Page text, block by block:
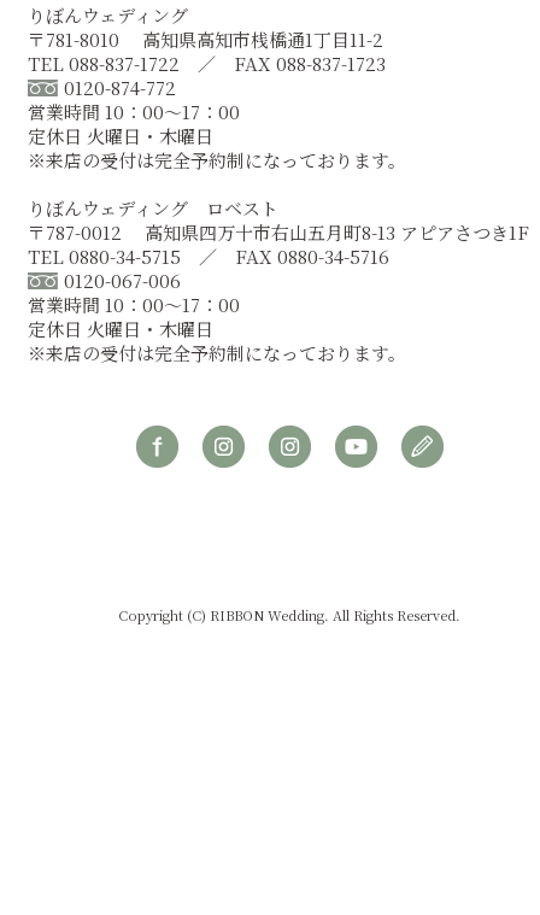
りぼんウェディング
〒781-8010 高知県高知市桟橋通1丁目11-2
TEL 088-837-1722 ／ FAX 088-837-1723
0120-874-772
営業時間 10：00～17：00
定休日 火曜日・木曜日
※来店の受付は完全予約制になっております。
りぼんウェディング ロベスト
〒787-0012 高知県四万十市右山五月町8-13 アピアさつき1F
TEL 0880-34-5715 ／ FAX 0880-34-5716
0120-067-006
営業時間 10：00～17：00
定休日 火曜日・木曜日
※来店の受付は完全予約制になっております。
Copyright (C) RIBBON Wedding. All Rights Reserved.